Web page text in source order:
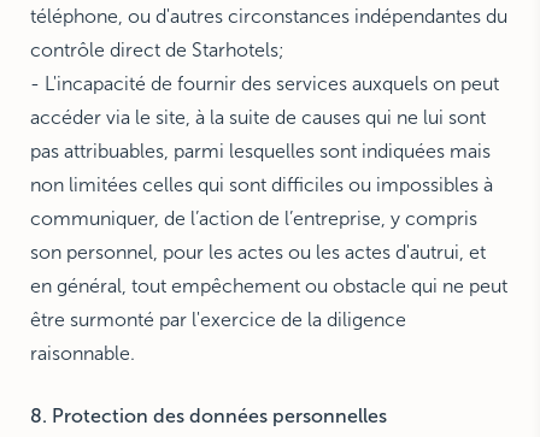
téléphone, ou d'autres circonstances indépendantes du
contrôle direct de Starhotels;
- L'incapacité de fournir des services auxquels on peut
accéder via le site, à la suite de causes qui ne lui sont
pas attribuables, parmi lesquelles sont indiquées mais
non limitées celles qui sont difficiles ou impossibles à
communiquer, de l’action de l’entreprise, y compris
son personnel, pour les actes ou les actes d'autrui, et
en général, tout empêchement ou obstacle qui ne peut
être surmonté par l'exercice de la diligence
raisonnable.
8. Protection des données personnelles